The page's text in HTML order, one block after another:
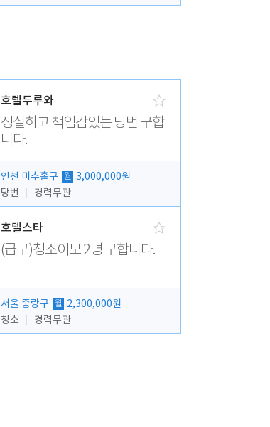
호텔두루와
성실하고 책임감있는 당번 구합
니다.
인천 미추홀구 월
3,000,000원
당번
경력무관
호텔스타
(급구)청소이모 2명 구합니다.
서울 중랑구 월
2,300,000원
청소
경력무관